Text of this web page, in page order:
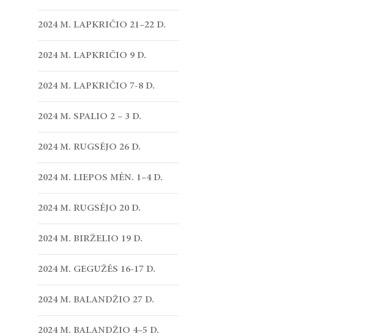
2024 M. LAPKRIČIO 21–22 D.
2024 M. LAPKRIČIO 9 D.
2024 M. LAPKRIČIO 7-8 D.
2024 M. SPALIO 2 – 3 D.
2024 M. RUGSĖJO 26 D.
2024 M. LIEPOS MĖN. 1–4 D.
2024 M. RUGSĖJO 20 D.
2024 M. BIRŽELIO 19 D.
2024 M. GEGUŽĖS 16-17 D.
2024 M. BALANDŽIO 27 D.
2024 M. BALANDŽIO 4–5 D.